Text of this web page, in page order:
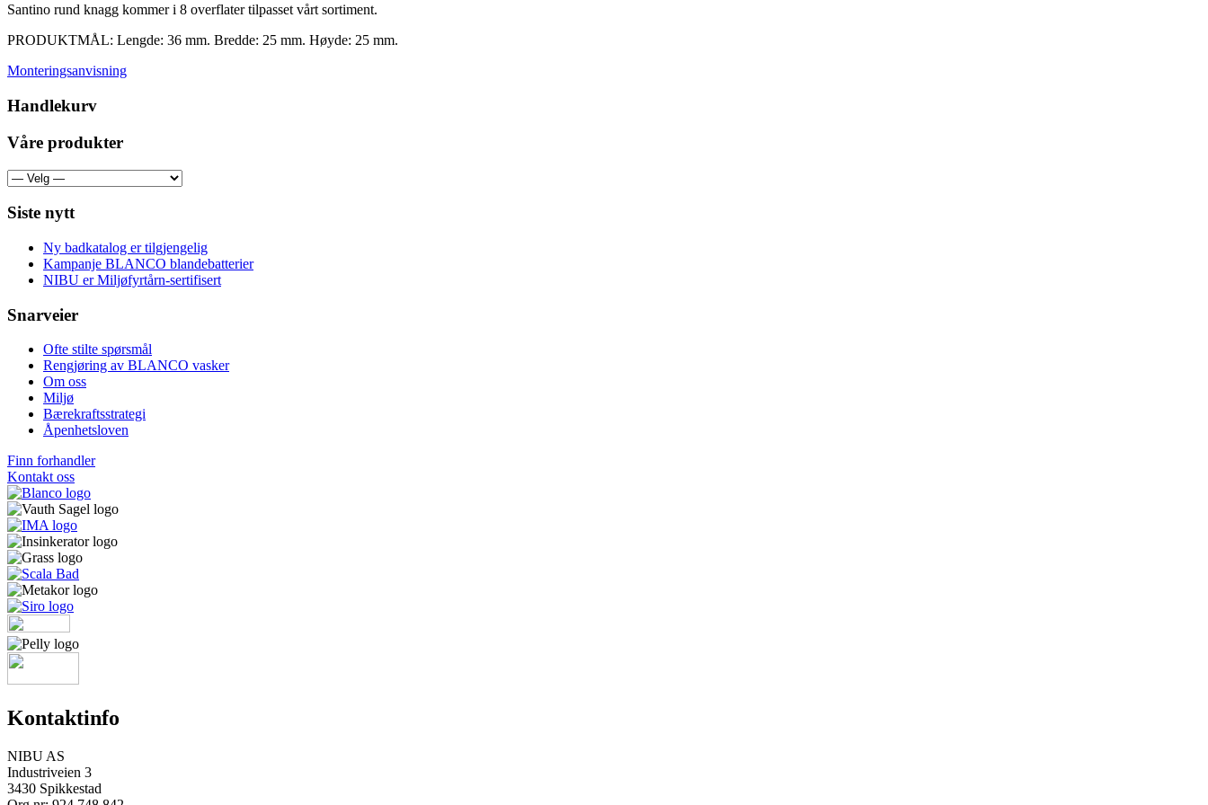
Santino rund knagg kommer i 8 overflater tilpasset vårt sortiment.
PRODUKTMÅL: Lengde: 36 mm. Bredde: 25 mm. Høyde: 25 mm.
Monteringsanvisning
Handlekurv
Våre produkter
Siste nytt
Ny badkatalog er tilgjengelig
Kampanje BLANCO blandebatterier
NIBU er Miljøfyrtårn-sertifisert
Snarveier
Ofte stilte spørsmål
Rengjøring av BLANCO vasker
Om oss
Miljø
Bærekraftsstrategi
Åpenhetsloven
Finn forhandler
Kontakt oss
Kontaktinfo
NIBU AS
Industriveien 3
3430 Spikkestad